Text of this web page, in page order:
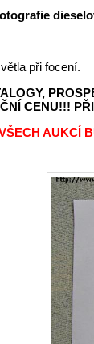
při focení.
CENU!!!
AUKCÍ